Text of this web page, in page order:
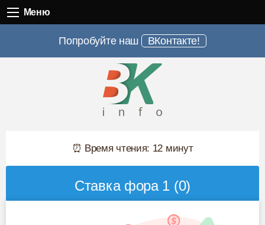
Меню
Попробуйте наш ВКонтакте!
⏰ Время чтения: 12 минут
Ставка фора 1 (0)